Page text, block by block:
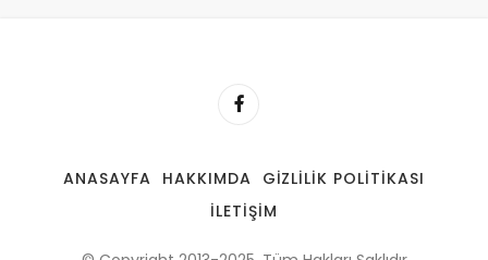
ANASAYFA HAKKIMDA GIZLILIK POLITIKASI
İLETIŞIM